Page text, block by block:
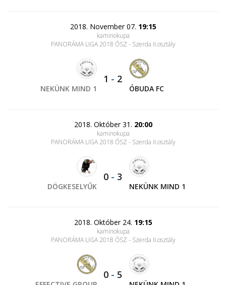
2018. November 07. 19:15
kaminokupa
PANORÁMA LIGA 2018 ŐSZ - Szerda II.osztály
NEKÜNK MIND 1
1 - 2
ÓBUDA FC
2018. Október 31. 20:00
kaminokupa
PANORÁMA LIGA 2018 ŐSZ - Szerda II.osztály
DÖGKESELYŰK
0 - 3
NEKÜNK MIND 1
2018. Október 24. 19:15
kaminokupa
PANORÁMA LIGA 2018 ŐSZ - Szerda II.osztály
0 - 5